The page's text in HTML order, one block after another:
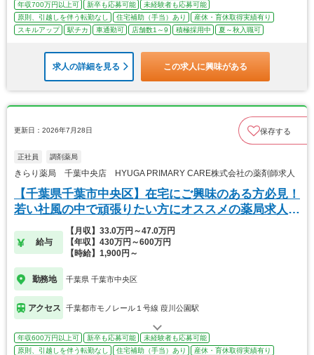
年収700万円以上可 新卒も応募可能
未経験者も応募可能
原則、引越しを伴う転勤なし
住宅補助（手当）あり
産休・育休取得実績有り
スキルアップ
駅チカ 車通勤可 店舗数1～9 積極採用中 夏～秋入職可
求人の詳細を見る この求人に興味がある
更新日：2026年7月28日 保存する
正社員 調剤薬局
きらり薬局 千葉中央店 HYUGA PRIMARY CARE株式会社の薬剤師求人
【千葉県千葉市中央区】在宅にご興味のある方必見！
若い社風の中で頑張りたい方にオススメの薬局求人で
給与
【月収】33.0万円～47.0万円
【年収】430万円～600万円
【時給】1,900円～
勤務地 千葉県 千葉市中央区
アクセス 千葉都市モノレール１号線 葭川公園駅
年収600万円以上可 新卒も応募可能
未経験者も応募可能
原則、引越しを伴う転勤なし
住宅補助（手当）あり
産休・育休取得実績有り